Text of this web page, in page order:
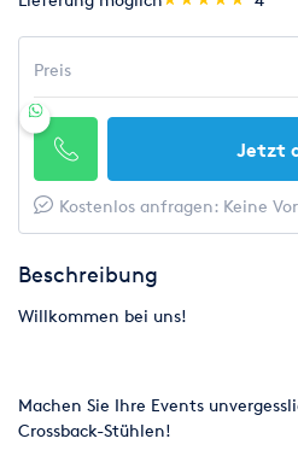
Preis
Jetzt
Kostenlos anfragen: Keine
Beschreibung
Willkommen bei uns!
Machen Sie Ihre Events
Crossback-Stühlen!